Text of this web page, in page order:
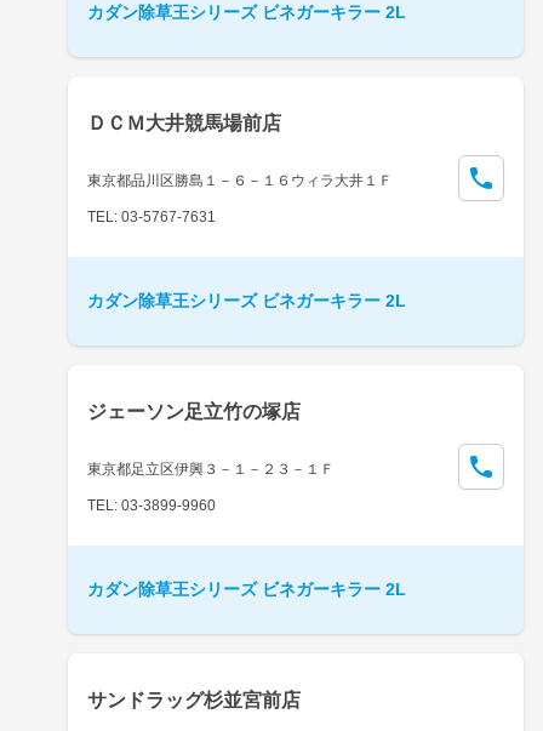
カダン除草王シリーズ ビネガーキラー 2L
ＤＣＭ大井競馬場前店
東京都品川区勝島１－６－１６ウィラ大井１Ｆ
TEL: 03-5767-7631
カダン除草王シリーズ ビネガーキラー 2L
ジェーソン足立竹の塚店
東京都足立区伊興３－１－２３－１Ｆ
TEL: 03-3899-9960
カダン除草王シリーズ ビネガーキラー 2L
サンドラッグ杉並宮前店